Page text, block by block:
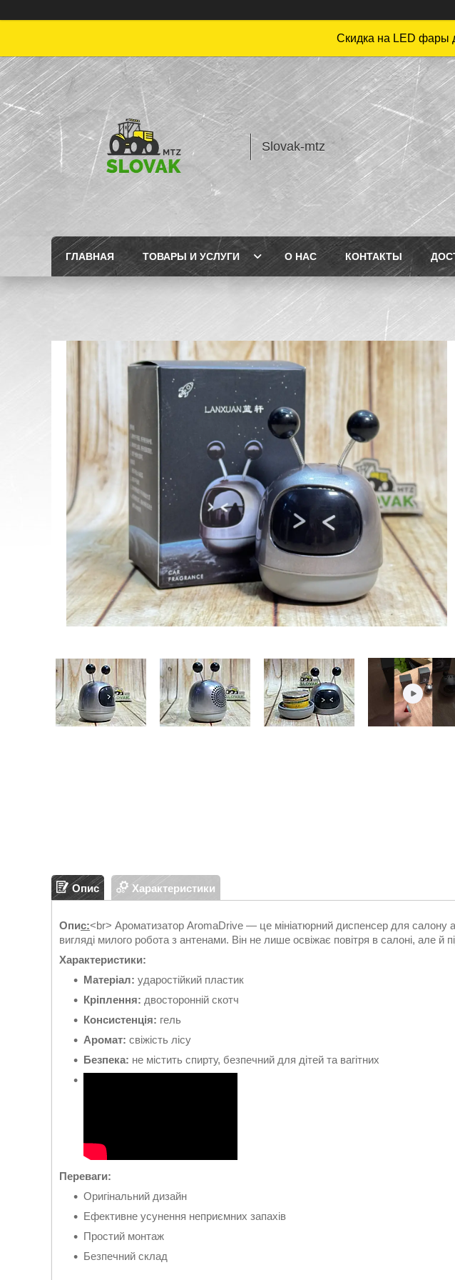
Скидка на LED фары
Slovak-mtz
ГЛАВНАЯ ТОВАРЫ И УСЛУГИ О НАС КОНТАКТЫ
Опис Характеристики
Опис:<br> Ароматизатор AromaDrive — це мініатюрний диспенсер для салону
вигляді милого робота з антенами. Він не лише освіжає повітря в салоні, але й
Характеристики:
Матеріал: ударостійкий пластик
Кріплення: двосторонній скотч
Консистенція: гель
Аромат: свіжість лісу
Безпека: не містить спирту, безпечний для дітей та вагітних
Переваги:
Оригінальний дизайн
Ефективне усунення неприємних запахів
Простий монтаж
Безпечний склад